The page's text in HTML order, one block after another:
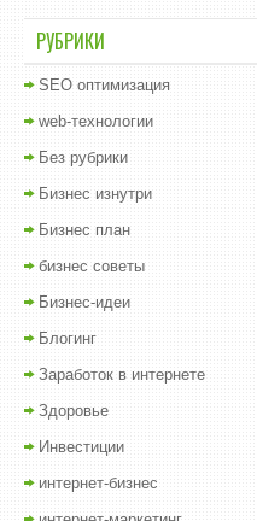
РУБРИКИ
SEO оптимизация
web-технологии
Без рубрики
Бизнес изнутри
Бизнес план
бизнес советы
Бизнес-идеи
Блогинг
Заработок в интернете
Здоровье
Инвестиции
интернет-бизнес